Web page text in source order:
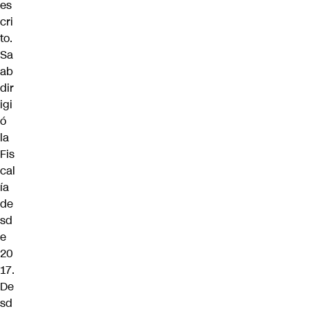
es
cri
to.
Sa
ab
dir
igi
ó
la
Fis
cal
ía
de
sd
e
20
17.
De
sd